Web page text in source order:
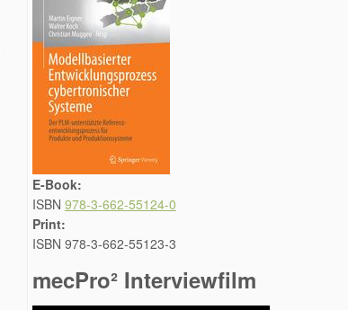
E-Book:
ISBN 978-3-662-55124-0
Print:
ISBN 978-3-662-55123-3
mecPro² Interviewfilm